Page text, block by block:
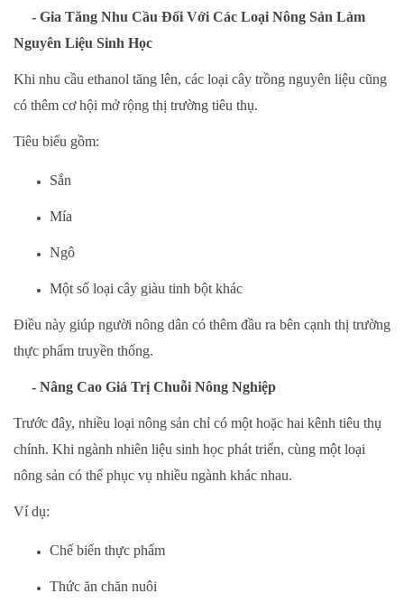
- Gia Tăng Nhu Cầu Đối Với Các Loại Nông Sản Làm
Nguyên Liệu Sinh Học
Khi nhu cầu ethanol tăng lên, các loại cây trồng nguyên liệu cũng
có thêm cơ hội mở rộng thị trường tiêu thụ.
Tiêu biểu gồm:
Sắn
Mía
Ngô
Một số loại cây giàu tinh bột khác
Điều này giúp người nông dân có thêm đầu ra bên cạnh thị trường
thực phẩm truyền thống.
- Nâng Cao Giá Trị Chuỗi Nông Nghiệp
Trước đây, nhiều loại nông sản chỉ có một hoặc hai kênh tiêu thụ
chính. Khi ngành nhiên liệu sinh học phát triển, cùng một loại
nông sản có thể phục vụ nhiều ngành khác nhau.
Ví dụ:
Chế biến thực phẩm
Thức ăn chăn nuôi